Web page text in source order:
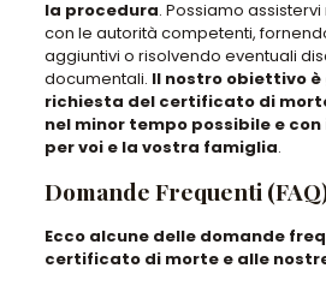
la procedura. Possiamo
con le autorità competenti,
aggiuntivi o risolvendo eventuali
documentali. Il nostro obiettivo
richiesta del certificato di
nel minor tempo possibile e
per voi e la vostra famiglia.
Domande Frequenti
Ecco alcune delle domande
certificato di morte e alle